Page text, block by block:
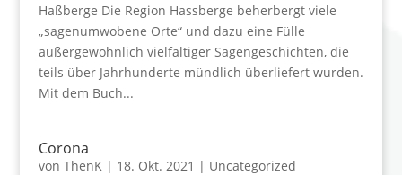
Haßberge Die Region Hassberge beherbergt viele
„sagenumwobene Orte“ und dazu eine Fülle
außergewöhnlich vielfältiger Sagengeschichten, die
teils über Jahrhunderte mündlich überliefert wurden.
Mit dem Buch...
Corona
von ThenK| 18. Okt. 2021 | Uncategorized